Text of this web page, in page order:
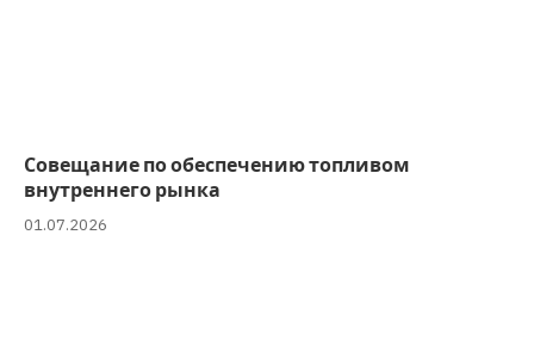
Совещание по обеспечению топливом
внутреннего рынка
01.07.2026